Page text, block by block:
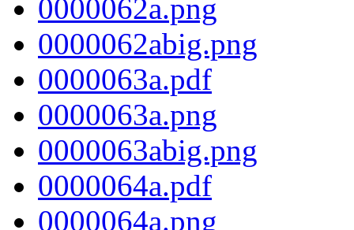
0000062a.png
0000062abig.png
0000063a.pdf
0000063a.png
0000063abig.png
0000064a.pdf
0000064a.png